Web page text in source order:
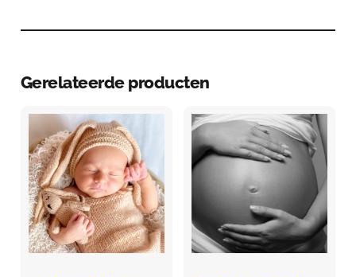
Gerelateerde producten